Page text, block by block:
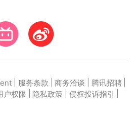
宝客户端，第二步：一键登录，
小游戏经典消对对游戏畅玩
服务条款 商务洽谈 腾讯招聘
户权限 隐私政策 侵权投诉指引